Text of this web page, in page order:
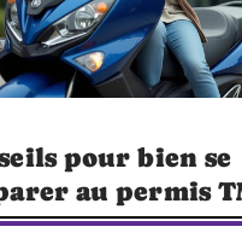
pour bien se
au permis